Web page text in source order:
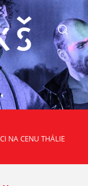
NA CENU THÁLIE